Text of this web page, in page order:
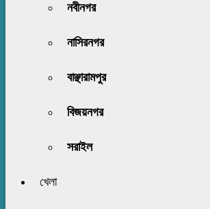
নবীনগর
নাসিরনগর
বাঞ্ছারামপুর
বিজয়নগর
সরাইল
খেলা